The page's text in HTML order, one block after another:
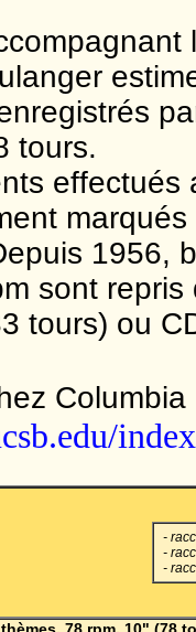
tours.
effectués
1956,
sont
tours) ou
-
-
-